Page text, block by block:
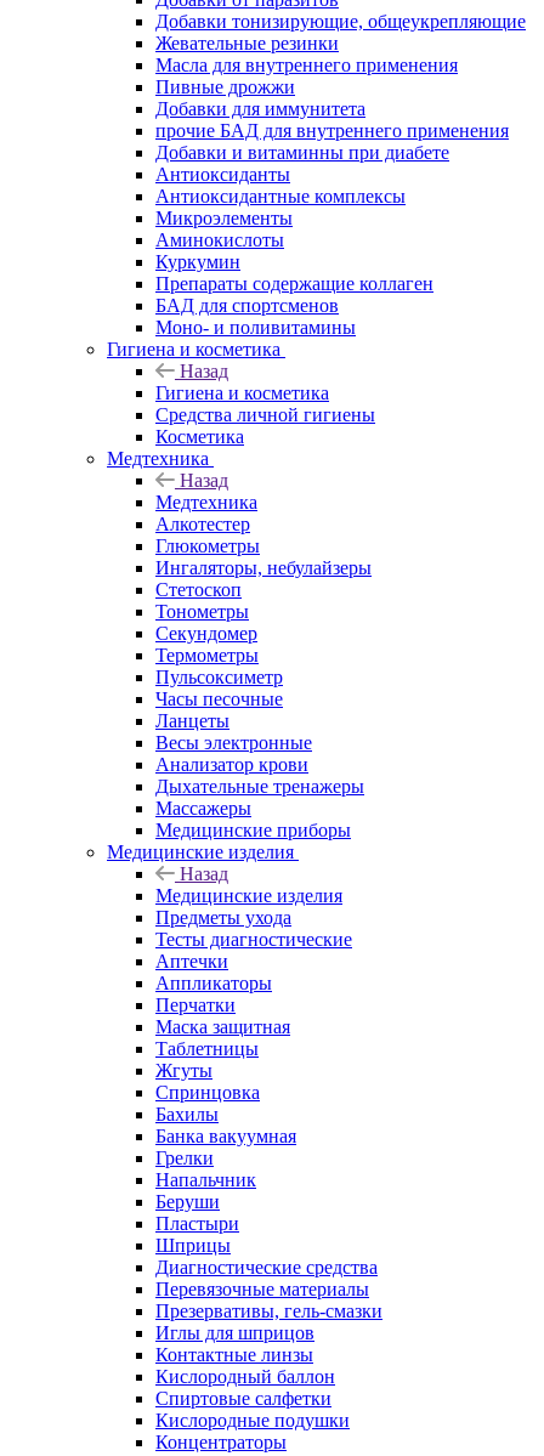
Добавки тонизирующие, общеукрепляющие
Жевательные резинки
Масла для внутреннего применения
Пивные дрожжи
Добавки для иммунитета
прочие БАД для внутреннего применения
Добавки и витаминны при диабете
Антиоксиданты
Антиоксидантные комплексы
Микроэлементы
Аминокислоты
Куркумин
Препараты содержащие коллаген
БАД для спортсменов
Моно- и поливитамины
Гигиена и косметика
Назад
Гигиена и косметика
Средства личной гигиены
Косметика
Медтехника
Назад
Медтехника
Алкотестер
Глюкометры
Ингаляторы, небулайзеры
Стетоскоп
Тонометры
Секундомер
Термометры
Пульсоксиметр
Часы песочные
Ланцеты
Весы электронные
Анализатор крови
Дыхательные тренажеры
Массажеры
Медицинские приборы
Медицинские изделия
Назад
Медицинские изделия
Предметы ухода
Тесты диагностические
Аптечки
Аппликаторы
Перчатки
Маска защитная
Таблетницы
Жгуты
Спринцовка
Бахилы
Банка вакуумная
Грелки
Напальчник
Беруши
Пластыри
Шприцы
Диагностические средства
Перевязочные материалы
Презервативы, гель-смазки
Иглы для шприцов
Контактные линзы
Кислородный баллон
Спиртовые салфетки
Кислородные подушки
Концентраторы